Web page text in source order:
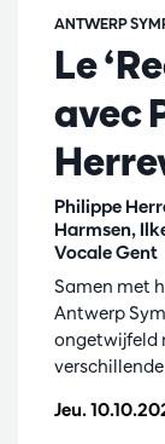
Le
avec
Philippe
Harmsen,
Vocale Gent
ANTWERP
Jeu.
Samen met
Antwerp
ongetwijfeld